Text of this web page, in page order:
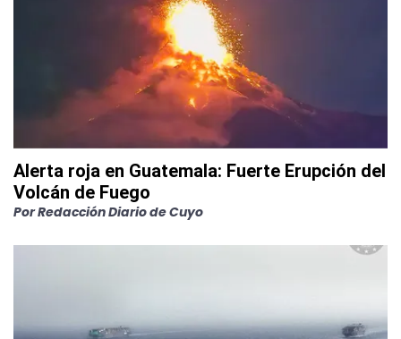
Alerta roja en Guatemala: Fuerte Erupción del
Volcán de Fuego
PorRedacción Diario de Cuyo